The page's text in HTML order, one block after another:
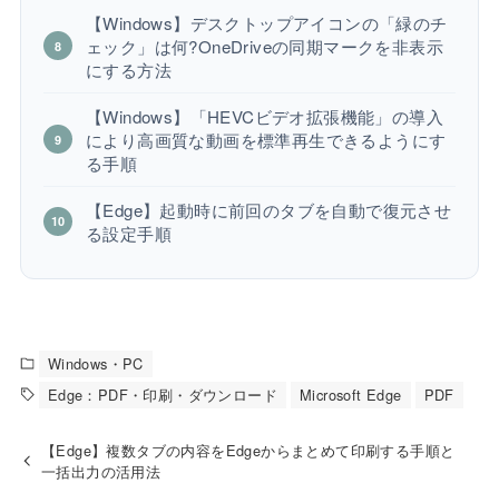
【Windows】デスクトップアイコンの「緑のチ
ェック」は何?OneDriveの同期マークを非表示
にする方法
【Windows】「HEVCビデオ拡張機能」の導入
により高画質な動画を標準再生できるようにす
る手順
【Edge】起動時に前回のタブを自動で復元させ
る設定手順
Windows・PC
Edge：PDF・印刷・ダウンロード
Microsoft Edge PDF
【Edge】複数タブの内容をEdgeからまとめて印刷する手順と
一括出力の活用法